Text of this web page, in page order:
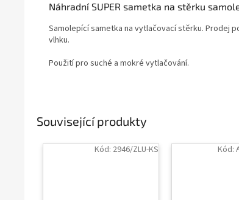
Související produkty
Kód: 2946/ZLU-KS Kód:
Náhradní SUPER sametka na stěrku
Samolepící sametka na vytlačovací stěrku. Prodej
vlhku.
Použití pro suché a mokré vytlačování.